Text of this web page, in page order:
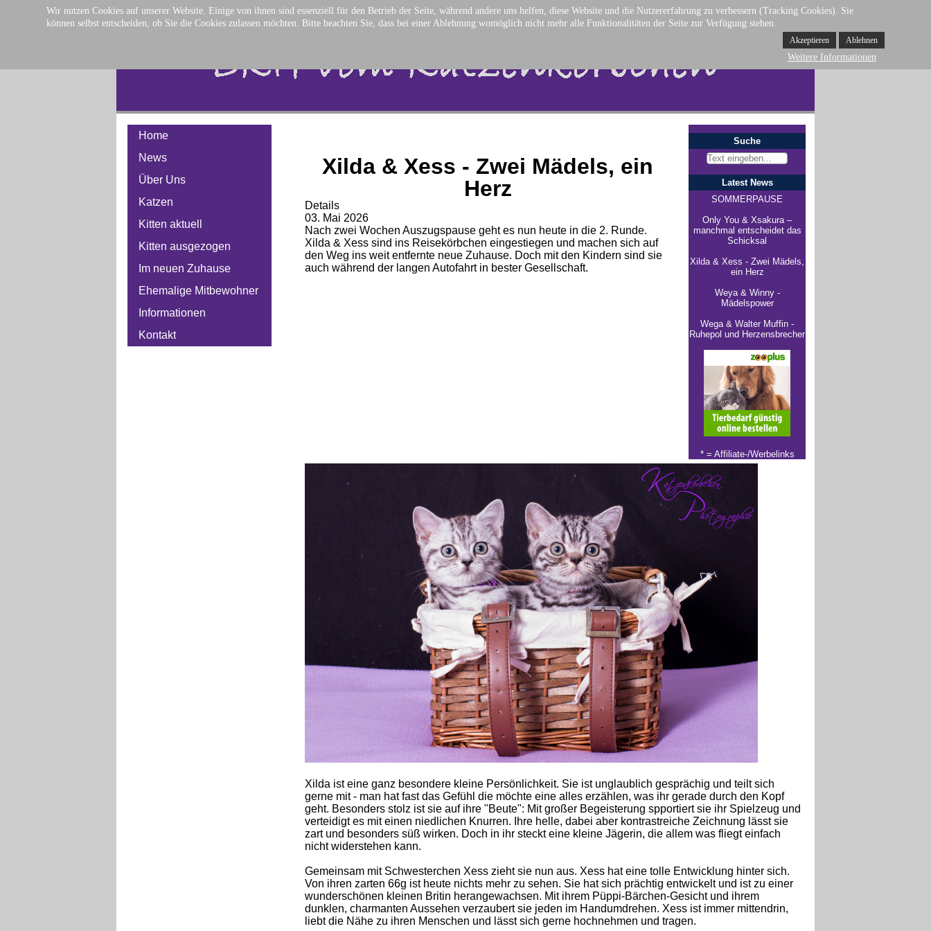
Home
News
Über Uns
Katzen
Kitten aktuell
Kitten ausgezogen
Im neuen Zuhause
Ehemalige Mitbewohner
Informationen
Kontakt
Suche
Latest News
SOMMERPAUSE
Only You & Xsakura –
manchmal entscheidet das
Schicksal
Xilda & Xess - Zwei Mädels,
ein Herz
Weya & Winny -
Mädelspower
Wega & Walter Muffin -
Ruhepol und Herzensbrecher
* = Affiliate-/Werbelinks
Xilda & Xess - Zwei Mädels, ein
Herz
Details
03. Mai 2026
Nach zwei Wochen Auszugspause geht es nun heute in die 2. Runde.
Xilda & Xess sind ins Reisekörbchen eingestiegen und machen sich auf
den Weg ins weit entfernte neue Zuhause. Doch mit den Kindern sind sie
auch während der langen Autofahrt in bester Gesellschaft.
Xilda ist eine ganz besondere kleine Persönlichkeit. Sie ist unglaublich gesprächig und teilt sich
gerne mit - man hat fast das Gefühl die möchte eine alles erzählen, was ihr gerade durch den Kopf
geht. Besonders stolz ist sie auf ihre "Beute": Mit großer Begeisterung spportiert sie ihr Spielzeug und
verteidigt es mit einen niedlichen Knurren. Ihre helle, dabei aber kontrastreiche Zeichnung lässt sie
zart und besonders süß wirken. Doch in ihr steckt eine kleine Jägerin, die allem was fliegt einfach
nicht widerstehen kann.
Gemeinsam mit Schwesterchen Xess zieht sie nun aus. Xess hat eine tolle Entwicklung hinter sich.
Von ihren zarten 66g ist heute nichts mehr zu sehen. Sie hat sich prächtig entwickelt und ist zu einer
wunderschönen kleinen Britin herangewachsen. Mit ihrem Püppi-Bärchen-Gesicht und ihrem
dunklen, charmanten Aussehen verzaubert sie jeden im Handumdrehen. Xess ist immer mittendrin,
liebt die Nähe zu ihren Menschen und lässt sich gerne hochnehmen und tragen.
Wir nutzen Cookies auf unserer Website. Einige von ihnen sind essenziell für den Betrieb der Seite, während andere uns helfen, diese Website und die Nutzererfahrung zu verbessern (Tracking Cookies). Sie
können selbst entscheiden, ob Sie die Cookies zulassen möchten. Bitte beachten Sie, dass bei einer Ablehnung womöglich nicht mehr alle Funktionalitäten der Seite zur Verfügung stehen.
Akzeptieren Ablehnen
Weitere Informationen